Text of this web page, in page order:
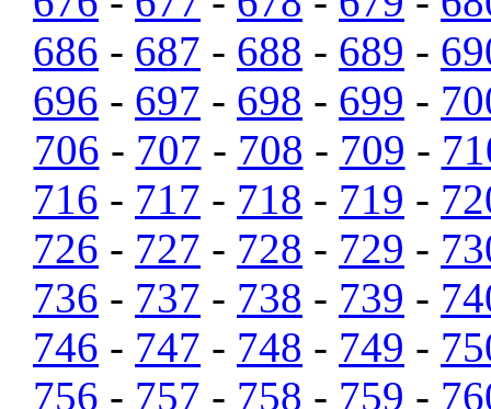
686 - 687 - 688 - 689 -
696 - 697 - 698 - 699 -
706 - 707 - 708 - 709 -
716 - 717 - 718 - 719 -
726 - 727 - 728 - 729 -
736 - 737 - 738 - 739 -
746 - 747 - 748 - 749 -
756 - 757 - 758 - 759 -